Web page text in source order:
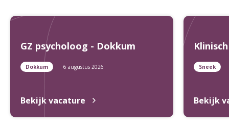
GZ psycholoog - Dokkum
Dokkum 6 augustus 2026
Bekijk vacature
Sneek
Bekijk